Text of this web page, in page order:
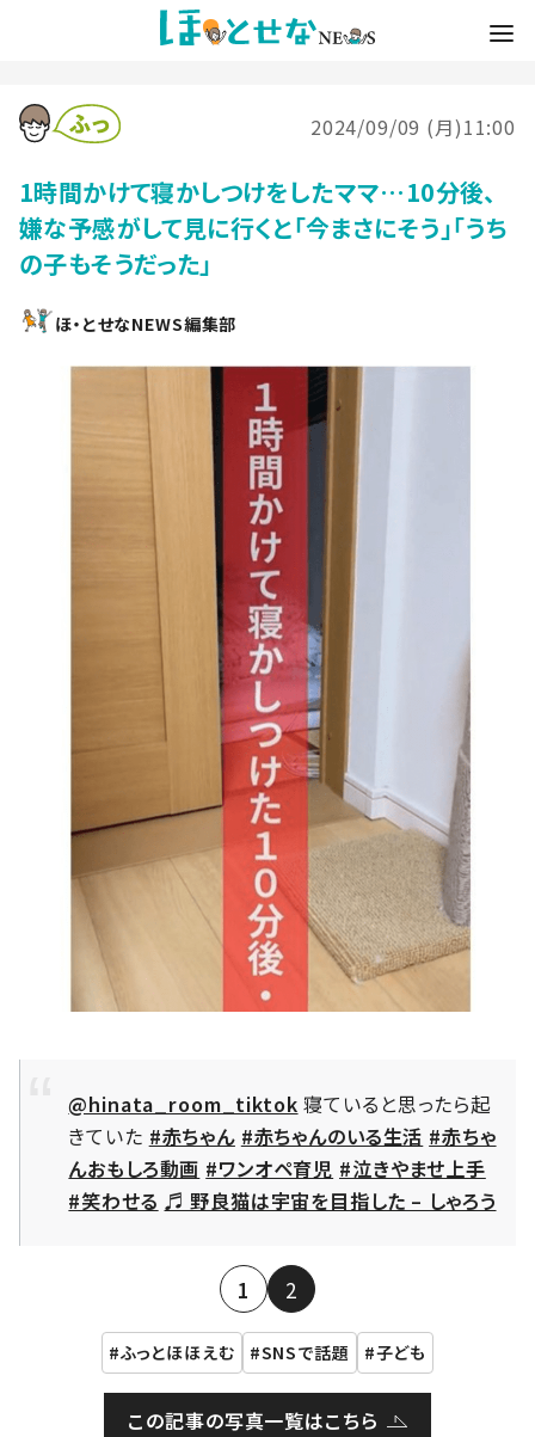
2024/09/09 (月)11:00
1時間かけて寝かしつけをしたママ…10分後、
嫌な予感がして見に行くと「今まさにそう」「うち
の子もそうだった」
ほ・とせなNEWS編集部
@hinata_room_tiktok 寝ていると思ったら起
きていた #赤ちゃん #赤ちゃんのいる生活 #赤ちゃ
んおもしろ動画 #ワンオペ育児 #泣きやませ上手
#笑わせる ♬ 野良猫は宇宙を目指した – しゃろう
1 2
ふっとほほえむ SNSで話題 子ども
この記事の写真一覧はこちら